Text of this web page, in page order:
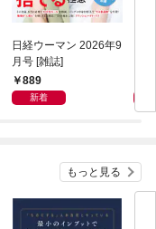
日経ウーマン 2026年9
月号 [雑誌]
889
新着
もっと見る